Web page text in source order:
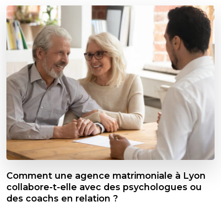
Comment une agence matrimoniale à Lyon
collabore-t-elle avec des psychologues ou
des coachs en relation ?